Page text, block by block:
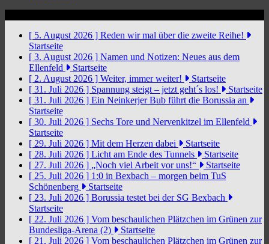
[ 5. August 2026 ] Reden wir mal über die zweite Reihe!
Startseite
[ 3. August 2026 ] Namen und Notizen: Neues aus dem
Ellenfeld
Startseite
[ 2. August 2026 ] Weiter, immer weiter!
Startseite
[ 31. Juli 2026 ] Spannung steigt – jetzt geht´s los!
Startseite
[ 31. Juli 2026 ] Ein Neinkerjer Bub führt die Borussia an
Startseite
[ 30. Juli 2026 ] Sechs Tore und Nervenkitzel im Ellenfeld
Startseite
[ 29. Juli 2026 ] Mit dem Herzen dabei
Startseite
[ 28. Juli 2026 ] Licht am Ende des Tunnels
Startseite
[ 27. Juli 2026 ] „Noch viel Arbeit vor uns!“
Startseite
[ 25. Juli 2026 ] 1:0 in Bexbach – morgen beim TuS
Schönenberg
Startseite
[ 23. Juli 2026 ] Borussia testet bei der SG Bexbach
Startseite
[ 22. Juli 2026 ] Vom beschaulichen Plätzchen im Grünen zur
Bundesliga-Arena (2)
Startseite
[ 21. Juli 2026 ] Vom beschaulichen Plätzchen im Grünen zur